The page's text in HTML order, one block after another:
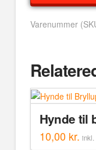
Varenummer
Hynde til
10,00 kr. inkl.